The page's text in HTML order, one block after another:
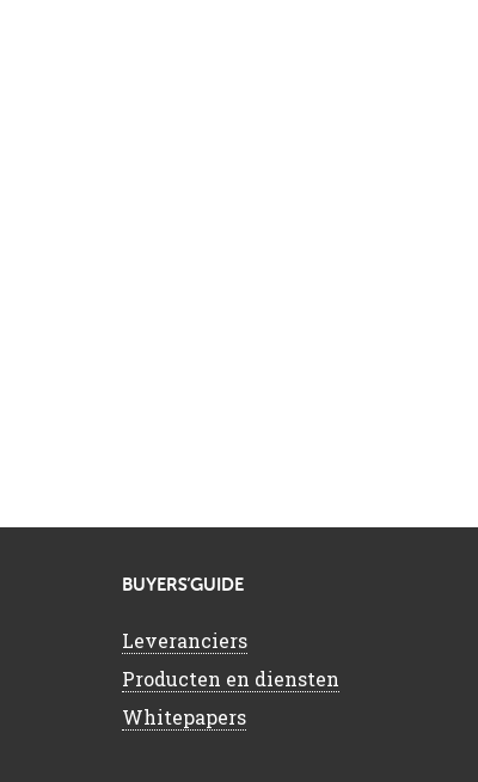
BUYERS’GUIDE
Leveranciers
Producten en diensten
Whitepapers